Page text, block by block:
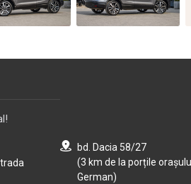
bd. Dacia 58/27
(3 km de la porțile
German)